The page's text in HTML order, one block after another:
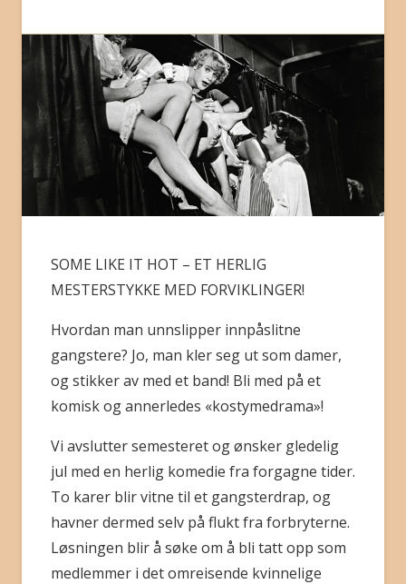
BLI MEDLEM
SOME LIKE IT HOT – ET HERLIG
MESTERSTYKKE MED FORVIKLINGER!
Hvordan man unnslipper innpåslitne
gangstere? Jo, man kler seg ut som damer,
og stikker av med et band! Bli med på et
komisk og annerledes «kostymedrama»!
Vi avslutter semesteret og ønsker gledelig
jul med en herlig komedie fra forgagne tider.
To karer blir vitne til et gangsterdrap, og
havner dermed selv på flukt fra forbryterne.
Løsningen blir å søke om å bli tatt opp som
medlemmer i det omreisende kvinnelige